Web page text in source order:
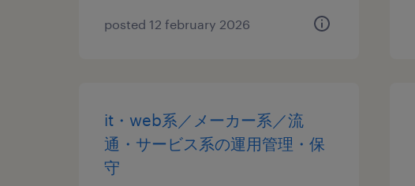
posted 12 february 2026
it・web系／メーカー系／流
通・サービス系の運用管理・保
守